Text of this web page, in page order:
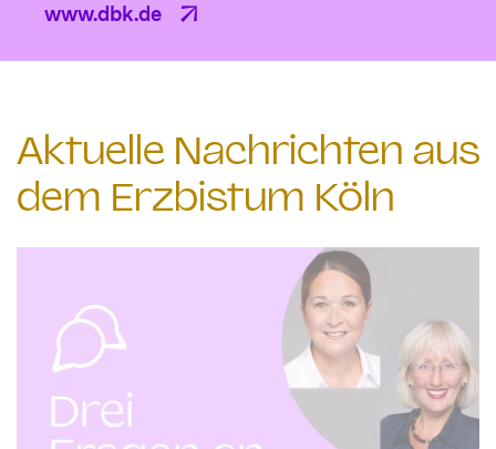
www.dbk.de
Aktuelle Nachrichten aus
dem Erzbistum Köln